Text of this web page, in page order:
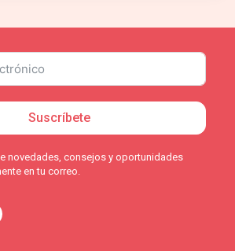
Suscríbete
novedades, consejos y oportunidades
en tu correo.